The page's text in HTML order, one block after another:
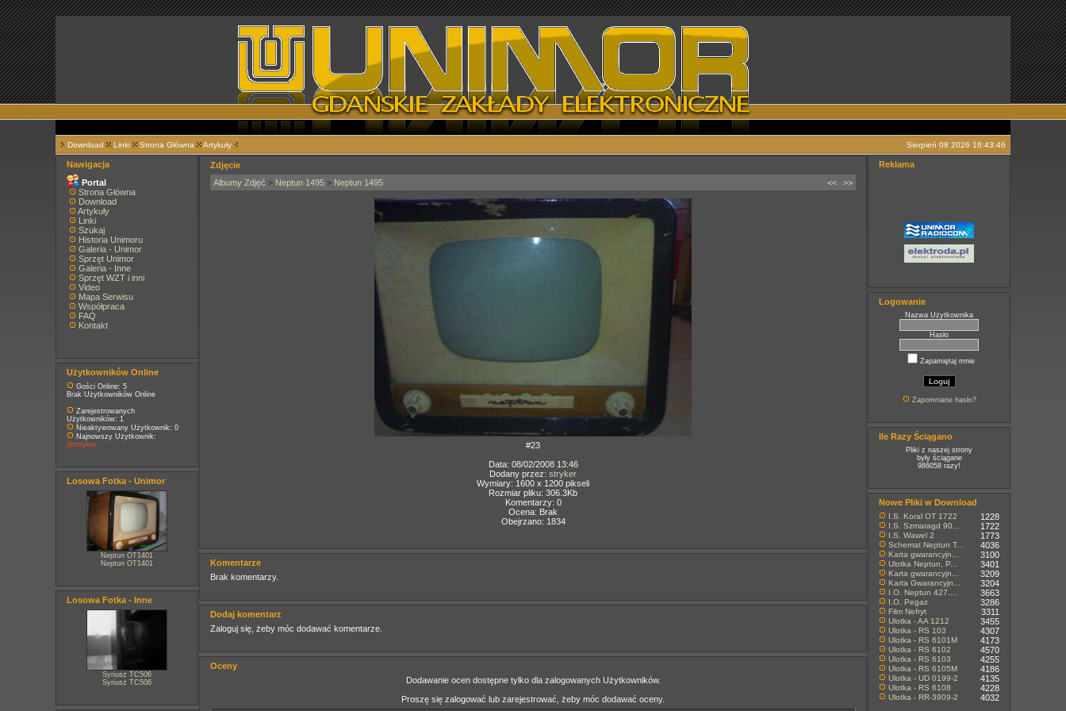
Download Linki Strona Główna Artykuły Sierpień 08 2026 16:43:46
Nawigacja
Portal
Strona Główna
Download
Artykuły
Linki
Szukaj
Historia Unimoru
Galeria - Unimor
Sprzęt Unimor
Galeria - Inne
Sprzęt WZT i inni
Video
Mapa Serwisu
Współpraca
FAQ
Kontakt
Użytkowników Online
Gości Online: 5
Brak Użytkowników Online
Zarejestrowanych
Użytkowników: 1
Nieaktywowany Użytkownik: 0
Najnowszy Użytkownik:
@stryker
Losowa Fotka - Unimor
Neptun OT1401
Neptun OT1401
Losowa Fotka - Inne
Syriusz TC506
Syriusz TC506
Zdjęcie
Albumy Zdjęć > Neptun 1495 > Neptun 1495 << >>
#23
Data: 08/02/2008 13:46
Dodany przez: stryker
Wymiary: 1600 x 1200 pikseli
Rozmiar pliku: 306.3Kb
Komentarzy: 0
Ocena: Brak
Obejrzano: 1834
Komentarze
Brak komentarzy.
Dodaj komentarz
Zaloguj się, żeby móc dodawać komentarze.
Oceny
Dodawanie ocen dostępne tylko dla zalogowanych Użytkowników.
Proszę się zalogować lub zarejestrować, żeby móc dodawać oceny.
Reklama
Logowanie
Nazwa Użytkownika
Hasło
Zapamiętaj mnie
Zapomniane hasło?
Ile Razy Ściągano
Pliki z naszej strony
były ściągane
986058 razy!
Nowe Pliki w Download
I.S. Koral OT 1722 1228
I.S. Szmaragd 90... 1722
I.S. Wawel 2 1773
Schemat Neptun T... 4036
Karta gwarancyjn... 3100
Ulotka Neptun, P... 3401
Karta gwarancyjn... 3209
Karta Gwarancyjn... 3204
I.O. Neptun 427,... 3663
I.O. Pegaz 3286
Film Nefryt 3311
Ulotka - AA 1212 3455
Ulotka - RS 103 4307
Ulotka - RS 6101M 4173
Ulotka - RS 6102 4570
Ulotka - RS 6103 4255
Ulotka - RS 6105M 4186
Ulotka - UD 0199-2 4135
Ulotka - RS 6108 4228
Ulotka - RR-3909-2 4032